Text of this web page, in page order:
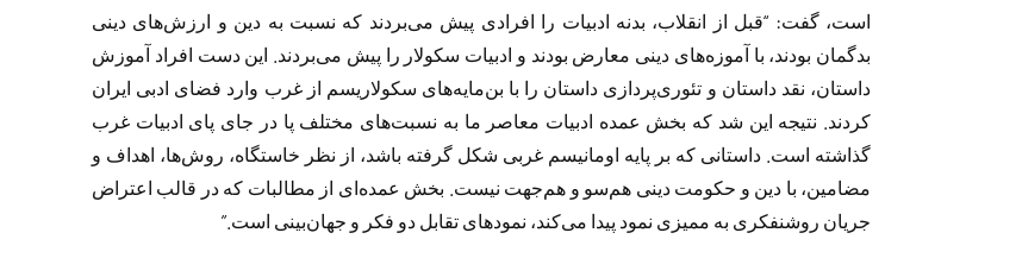
است، گفت: “قبل از انقلاب، بدنه ادبیات را افرادی پیش‌ می‌بردند که نسبت به دین و ارزش‌های دینی
بدگمان بودند، با آموزه‌های دینی معارض بودند و ادبیات سکولار را پیش می‌بردند. این‌ دست افراد آموزش
داستان، نقد داستان و تئوری‌پردازی داستان را با بن‌مایه‌های سکولاریسم از غرب وارد فضای ادبی ایران
کردند. نتیجه ‌این شد که بخش عمده‌ ادبیات معاصر ما به نسبت‌های مختلف پا در جای پای ادبیات غرب
گذاشته است. داستانی که بر پایه‌ اومانیسم غربی شکل گرفته باشد، از نظر خاستگاه، روش‌ها، اهداف و
مضامین، با دین و حکومت دینی هم‌سو و هم‌جهت نیست. بخش عمده‌ای از مطالبات که در قالب اعتراض
جریان روشنفکری به ممیزی نمود پیدا می‌کند، نمودهای تقابل دو فکر و جهان‌بینی است.”